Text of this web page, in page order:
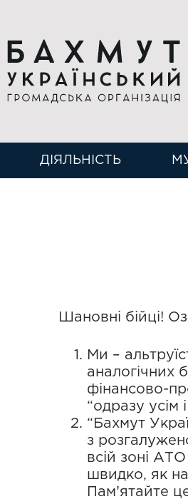
ДІЯЛЬНІСТЬ
Шановні бійці!
Ми –
аналогічних
фінансово-
“одразу усім
“Бахмут
з
всій зоні
швидко, як
Пам’ятайте